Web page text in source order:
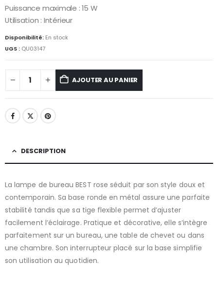
Puissance maximale : 15 W
Utilisation : Intérieur
Disponibilité: En stock
UGS : QU03147
AJOUTER AU PANIER
DESCRIPTION
La lampe de bureau BEST rose séduit par son style doux et
contemporain. Sa base ronde en métal assure une parfaite
stabilité tandis que sa tige flexible permet d’ajuster
facilement l’éclairage. Pratique et décorative, elle s’intègre
parfaitement sur un bureau, une table de chevet ou dans
une chambre. Son interrupteur placé sur la base simplifie
son utilisation au quotidien.